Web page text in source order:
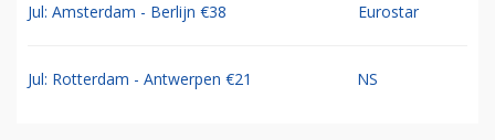
Jul: Amsterdam - Berlijn €38 Eurostar
Jul: Rotterdam - Antwerpen €21 NS